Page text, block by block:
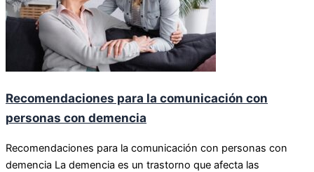
Recomendaciones para la comunicación con
personas con demencia
Recomendaciones para la comunicación con personas con
demencia La demencia es un trastorno que afecta las